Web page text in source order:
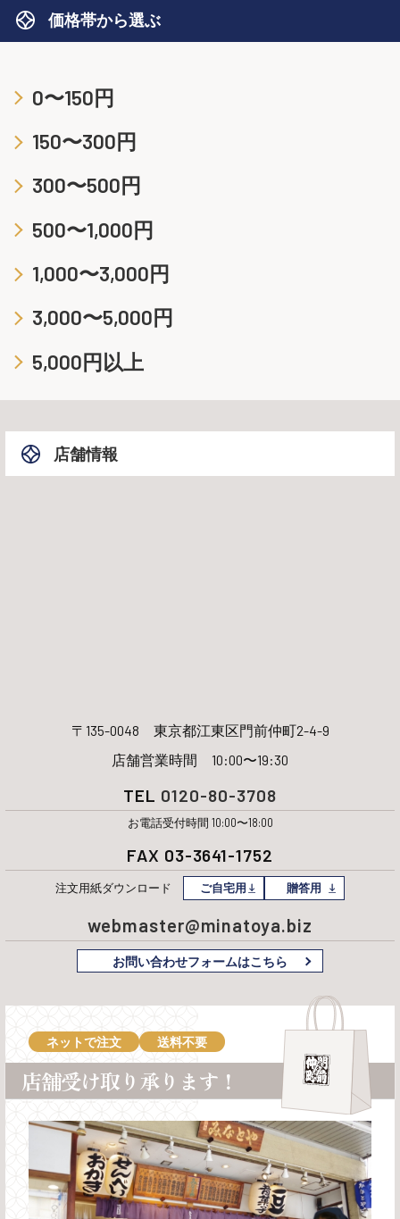
価格帯から選ぶ
0〜150円
150〜300円
300〜500円
500〜1,000円
1,000〜3,000円
3,000〜5,000円
5,000円以上
店舗情報
〒135-0048 東京都江東区門前仲町2-4-9
店舗営業時間 10:00〜19:30
TEL 0120-80-3708
お電話受付時間 10:00〜18:00
FAX 03-3641-1752
注文用紙ダウンロード ご自宅用 贈答用
webmaster@minatoya.biz
お問い合わせフォームはこちら
ネットで注文 送料不要
店舗受け取り承ります！